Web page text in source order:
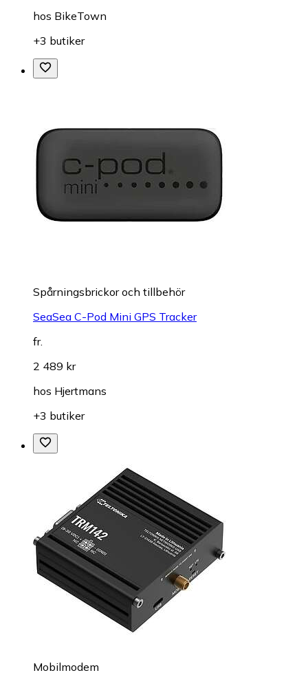
hos BikeTown
+3 butiker
Spårningsbrickor och tillbehör
SeaSea C-Pod Mini GPS Tracker
fr.
2 489 kr
hos Hjertmans
+3 butiker
Mobilmodem